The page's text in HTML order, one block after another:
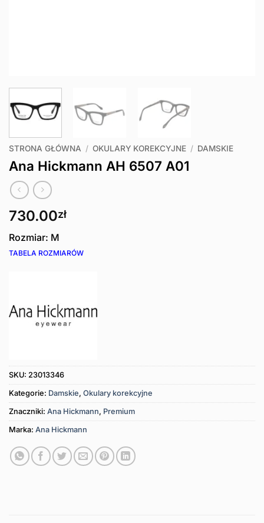
STRONA GŁÓWNA / OKULARY KOREKCYJNE / DAMSKIE
Ana Hickmann AH 6507 A01
730.00zł
Rozmiar: M
TABELA ROZMIARÓW
SKU: 23013346
Kategorie: Damskie, Okulary korekcyjne
Znaczniki: Ana Hickmann, Premium
Marka: Ana Hickmann